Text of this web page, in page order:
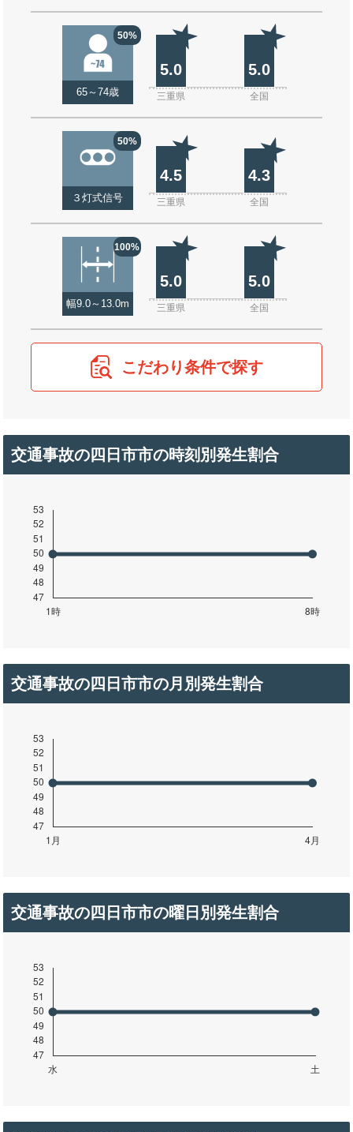
50%
65～74歳
5.0 5.0
三重県 全国
50%
３灯式信号
4.5 4.3
三重県 全国
100%
幅9.0～13.0m
5.0 5.0
三重県 全国
こだわり条件で探す
交通事故の四日市市の時刻別発生割合
交通事故の四日市市の月別発生割合
交通事故の四日市市の曜日別発生割合